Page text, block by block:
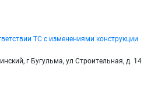
ТС с изменениями конструкции
г Бугульма, ул Строительная, д. 14